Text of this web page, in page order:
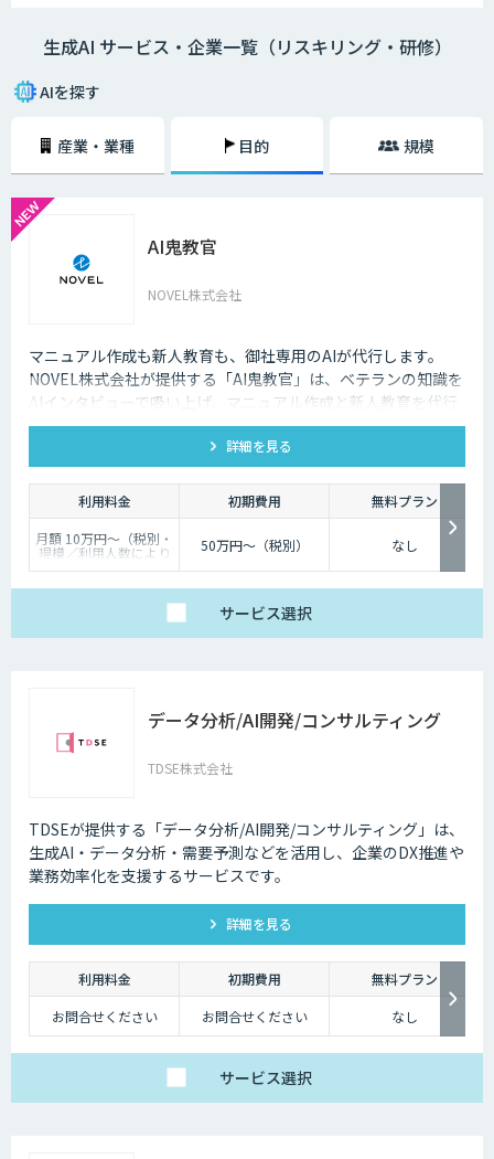
生成AI サービス・企業一覧（リスキリング・研修）
AIを探す
産業・業種 目的 規模
AI鬼教官
NOVEL株式会社
マニュアル作成も新人教育も、御社専用のAIが代行します。
NOVEL株式会社が提供する「AI鬼教官」は、ベテランの知識を
AIインタビューで吸い上げ、マニュアル作成と新人教育を代行
するAI教育係です。24時間・出典つきで新人の質問に答えま
詳細を見る
利用料金 初期費用
無料プラン
月額 10万円〜（税別・
規模／利用人数により
個別見積）
50万円〜（税別） なし
サービス選択
データ分析/AI開発/コンサルティング
TDSE株式会社
TDSEが提供する「データ分析/AI開発/コンサルティング」は、
生成AI・データ分析・需要予測などを活用し、企業のDX推進や
業務効率化を支援するサービスです。
詳細を見る
利用料金 初期費用
無料プラン
お問合せください
お問合せください なし
サービス選択